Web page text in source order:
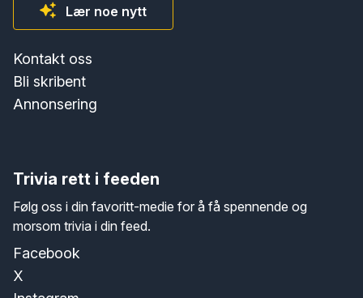
Lær noe nytt
Kontakt oss
Bli skribent
Annonsering
Trivia rett i feeden
Følg oss i din favoritt-medie for å få spennende og
morsom trivia i din feed.
Facebook
X